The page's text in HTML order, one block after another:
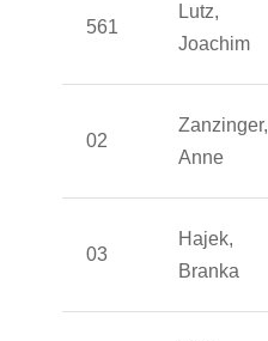
561
Lutz,
Joachim
02
Zanzinger,
Anne
03
Hajek,
Branka